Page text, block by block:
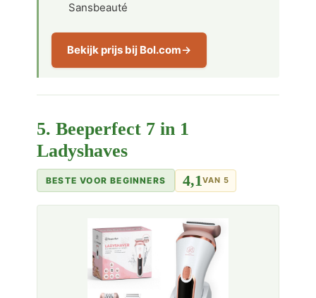
Sansbeauté
Bekijk prijs bij Bol.com
5. Beeperfect 7 in 1
Ladyshaves
BESTE VOOR BEGINNERS 4,1 VAN 5